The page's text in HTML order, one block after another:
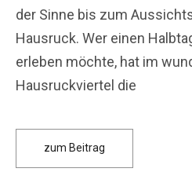
der Sinne bis zum
Hausruck. Wer einen
erleben möchte, hat im
Hausruckviertel die
zum Beitrag